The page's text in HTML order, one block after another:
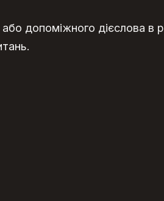
допоміжного дієслова в